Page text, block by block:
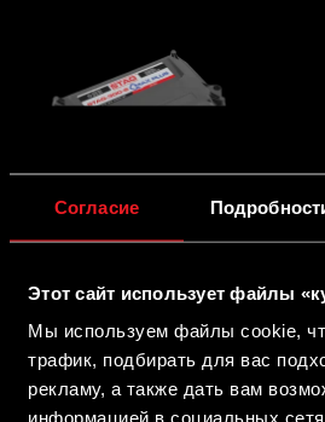
Согласие
Этот сайт использует файлы
Мы используем файлы cookie,
трафик, подбирать для вас
рекламу, а также дать вам
информацией в социальных
STAG QMAX PLUS
ПОДРОБНОСТИ